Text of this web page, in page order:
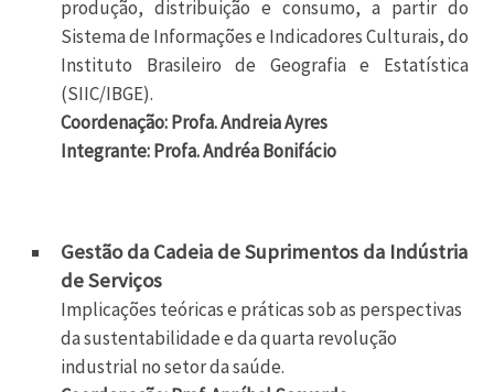
produção, distribuição e consumo, a partir do
Sistema de Informações e Indicadores Culturais, do
Instituto Brasileiro de Geografia e Estatística
(SIIC/IBGE).
Coordenação: Profa. Andreia Ayres
Integrante: Profa. Andréa Bonifácio
Gestão da Cadeia de Suprimentos da Indústria
de Serviços
Implicações teóricas e práticas sob as perspectivas
da sustentabilidade e da quarta revolução
industrial no setor da saúde.